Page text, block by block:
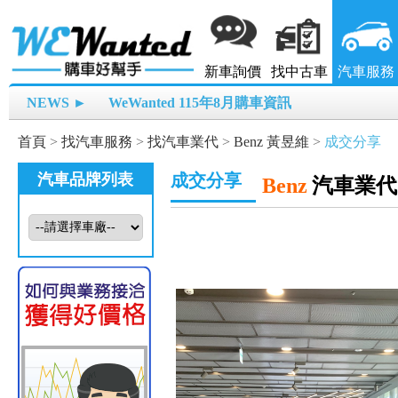
新車詢價 找中古車 汽車服務
NEWS ► WeWanted 115年8月購車資訊
首頁 > 找汽車服務 > 找汽車業代 > Benz 黃昱維 > 成交分享
汽車品牌列表 成交分享 Benz 汽車業